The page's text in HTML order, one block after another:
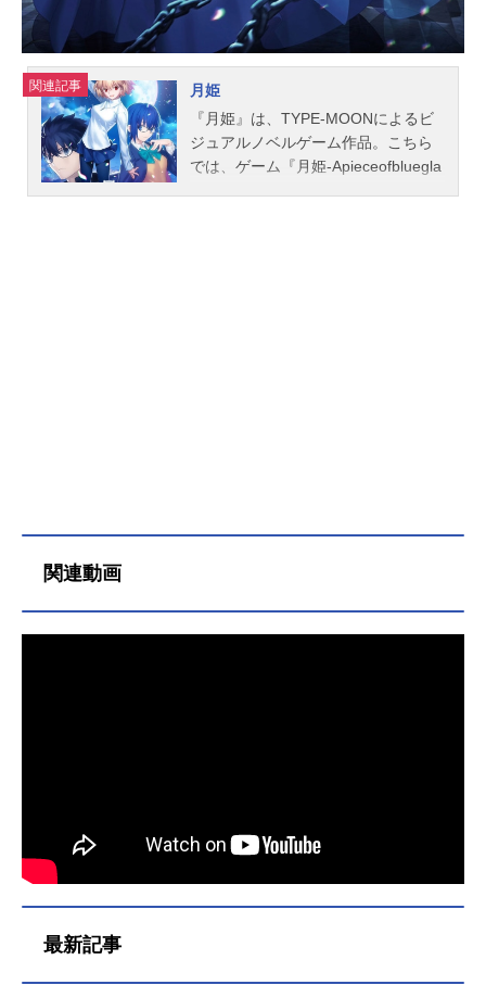
シュバンク＝アルブレヒツベルガ
ー：村川梨衣ヤスミンカ・アントネ
オ：日髙のり子スタッフ原作：TRIG
GER/吉成曜監督・キャラクター原
案：吉成曜シリーズ構成：島田満メ
インキャラクター：半田修平美術監
督：野村正信色彩設計：垣田由紀子
関連記事
月姫
『月姫』は、TYPE-MOONによるビ
ジュアルノベルゲーム作品。こちら
では、ゲーム『月姫-Apieceofbluegla
関連動画
最新記事